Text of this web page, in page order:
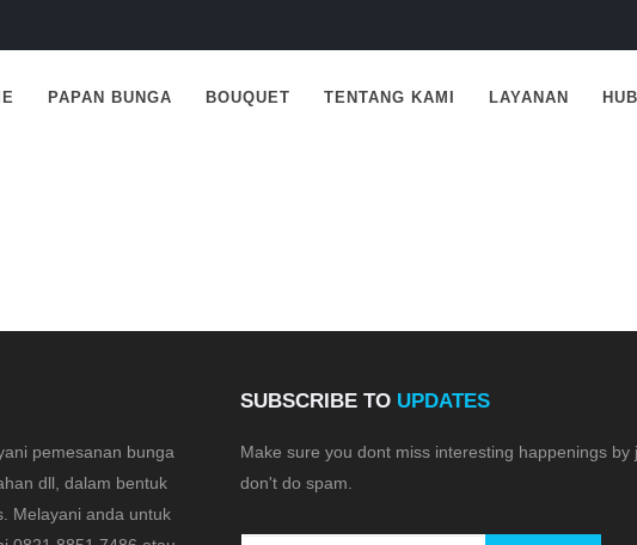
PAPAN BUNGA BOUQUET TENTANG KAMI LAYANAN
pemesanan bunga
dll, dalam bentuk
Melayani anda untuk
SUBSCRIBE TO UPDATES
Make sure you dont miss interesting happenings
don't do spam.